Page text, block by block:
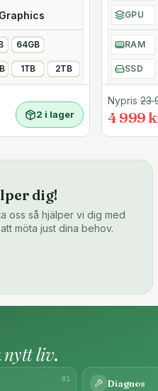
upp till 80% av batteriets
64GB
1TB 2TB
2 i lager
GPU
RAM
SSD
Nypris 23
4 999
dig!
oss så hjälper vi dig med
möta just dina behov.
nytt liv.
01 Diagnos